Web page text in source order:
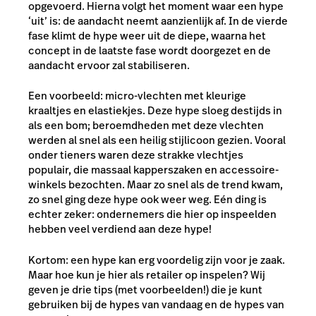
opgevoerd. Hierna volgt het moment waar een hype
‘uit’ is: de aandacht neemt aanzienlijk af. In de vierde
fase klimt de hype weer uit de diepe, waarna het
concept in de laatste fase wordt doorgezet en de
aandacht ervoor zal stabiliseren.
Een voorbeeld: micro-vlechten met kleurige
kraaltjes en elastiekjes. Deze hype sloeg destijds in
als een bom; beroemdheden met deze vlechten
werden al snel als een heilig stijlicoon gezien. Vooral
onder tieners waren deze strakke vlechtjes
populair, die massaal kapperszaken en accessoire-
winkels bezochten. Maar zo snel als de trend kwam,
zo snel ging deze hype ook weer weg. Eén ding is
echter zeker: ondernemers die hier op inspeelden
hebben veel verdiend aan deze hype!
Kortom: een hype kan erg voordelig zijn voor je zaak.
Maar hoe kun je hier als retailer op inspelen? Wij
geven je drie tips (met voorbeelden!) die je kunt
gebruiken bij de hypes van vandaag en de hypes van